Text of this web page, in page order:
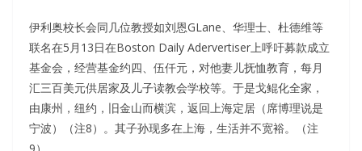
伊利奥校长会同几位教授如刘恩GLane、华理士、杜德维等
联名在5月13日在Boston Daily Adervertiser上呼吁募款成立
基金会，经营基金约四、伍仟元，对他妻儿抚恤教育，每月
汇三百美元供居家及儿子读教会学校等。于是戈鲲化全家，
由康州，纽约，旧金山而横滨，返回上海定居（席博理说是
宁波）（注8）。其子孙现多在上海，生活并不宽裕。（注